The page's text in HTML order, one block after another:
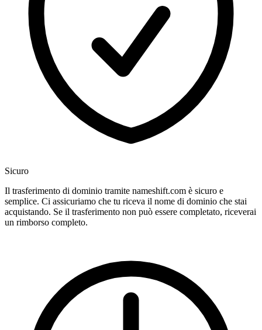
Sicuro
Il trasferimento di dominio tramite nameshift.com è sicuro e
semplice. Ci assicuriamo che tu riceva il nome di dominio che stai
acquistando. Se il trasferimento non può essere completato, riceverai
un rimborso completo.